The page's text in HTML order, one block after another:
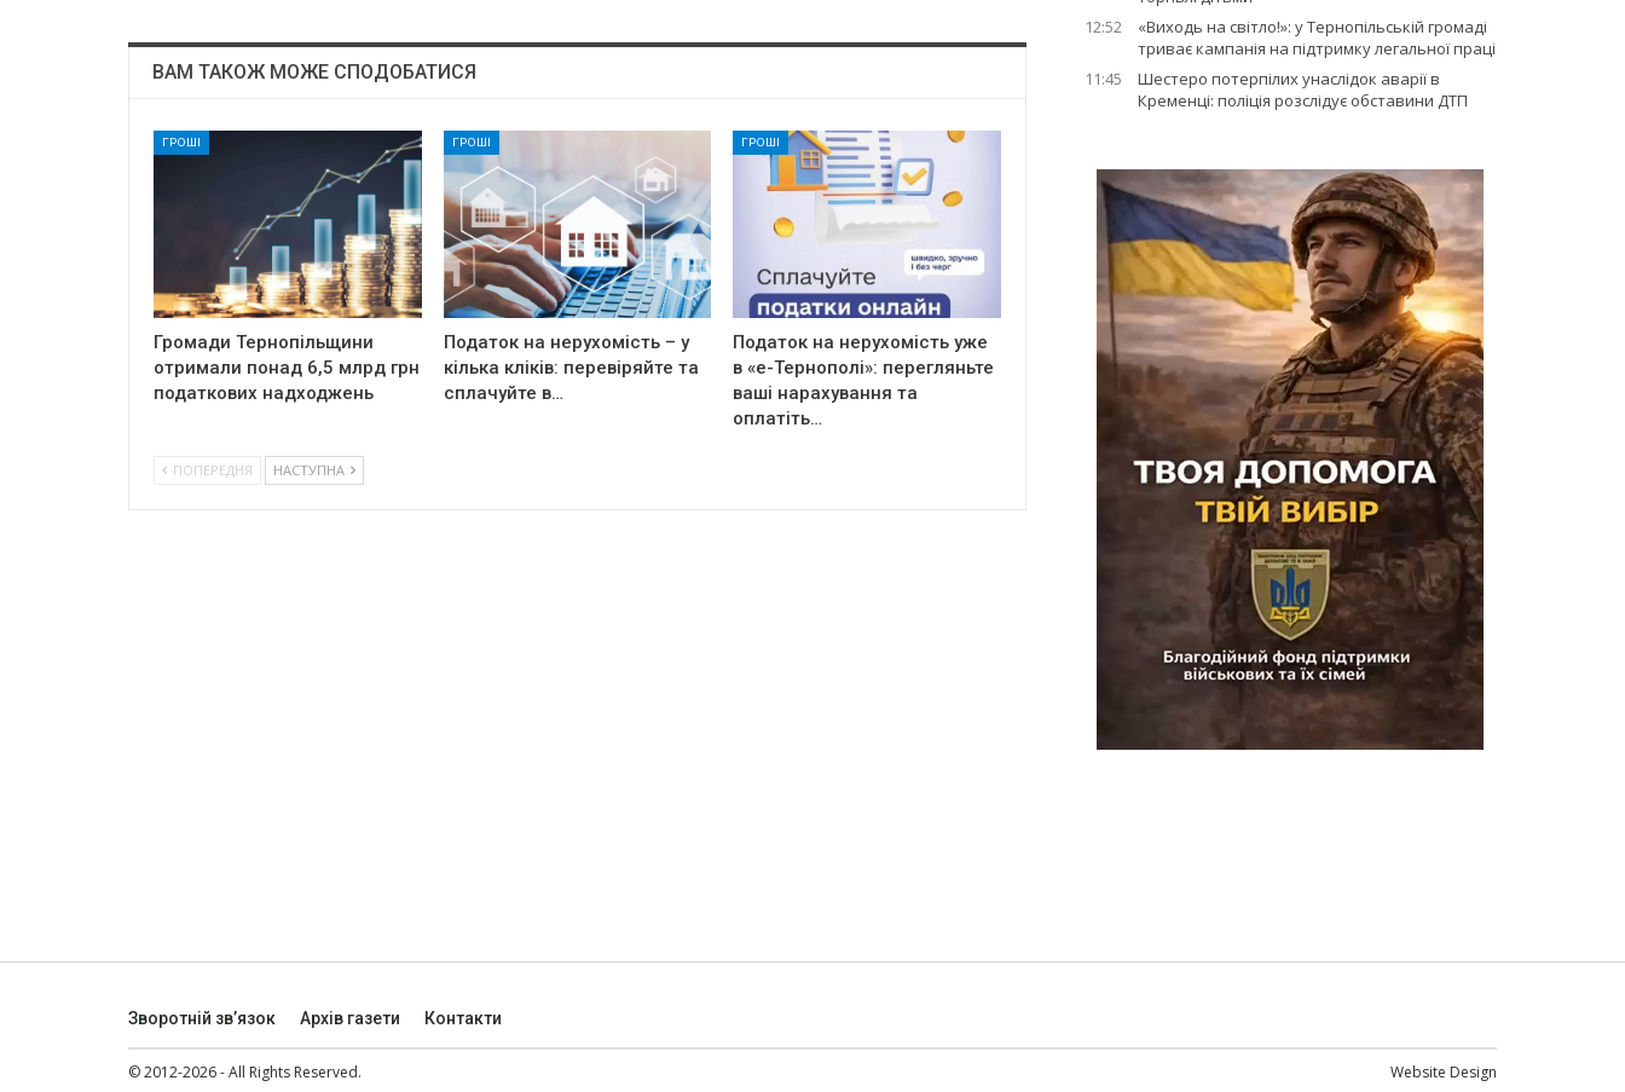
ВАМ ТАКОЖ МОЖЕ СПОДОБАТИСЯ
ГРОШІ
Громади Тернопільщини
отримали понад 6,5 млрд грн
податкових надходжень
ГРОШІ
Податок на нерухомість – у
кілька кліків: перевіряйте та
сплачуйте в…
ГРОШІ
Податок на нерухомість уже
в «е-Тернополі»: перегляньте
ваші нарахування та
оплатіть…
ПОПЕРЕДНЯ НАСТУПНА
12:52
«Виходь на світло!»: у Тернопільській громаді
триває кампанія на підтримку легальної праці
11:45
Шестеро потерпілих унаслідок аварії в
Кременці: поліція розслідує обставини ДТП
Зворотній зв’язок Архів газети Контакти
© 2012-2026 - All Rights Reserved. Website Design